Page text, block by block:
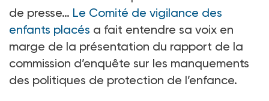
de presse… Le Comité de vigilance des
enfants placés a fait entendre sa voix en
marge de la présentation du rapport de la
commission d’enquête sur les manquements
des politiques de protection de l’enfance.